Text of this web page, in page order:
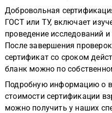
Добровольная
ГОСТ или ТУ, включает
проведение исследований
После завершения
сертификат со сроком
бланк можно по
Подробную информацию о
стоимости сертификации
можно получить у наших